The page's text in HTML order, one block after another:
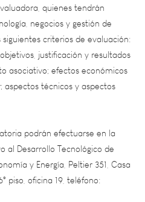
criterios de evaluación:
justificación y resultados
efectos económicos
técnicos y aspectos
efectuarse en la
Desarrollo Tecnológico de
y Energía, Peltier 351, Casa
oficina 19, teléfono: